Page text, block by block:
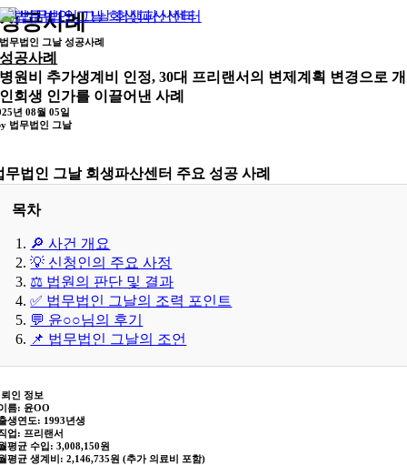
콘
텐
츠
로
건
너
뛰
성공사례
법무법인 그날 성공사례
성공사례
병원비 추가생계비 인정, 30대 프리랜서의 변제계획 변경으로 개
인회생 인가를 이끌어낸 사례
년 08월 05일
법무법인 그날
무법인 그날 회생파산센터 주요 성공 사례
목차
🔎 사건 개요
💡 신청인의 주요 사정
⚖️ 법원의 판단 및 결과
✅ 법무법인 그날의 조력 포인트
💬 윤○○님의 후기
📌 법무법인 그날의 조언
인 정보
름: 윤OO
생연도: 1993년생
업: 프리랜서
평균 수입: 3,008,150원
평균 생계비: 2,146,735원 (추가 의료비 포함)